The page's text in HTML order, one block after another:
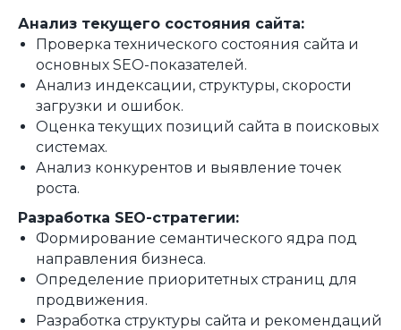
Анализ текущего состояния сайта:
Проверка технического состояния сайта и
основных SEO-показателей.
Анализ индексации, структуры, скорости
загрузки и ошибок.
Оценка текущих позиций сайта в поисковых
системах.
Анализ конкурентов и выявление точек
роста.
Разработка SEO-стратегии:
Формирование семантического ядра под
направления бизнеса.
Определение приоритетных страниц для
продвижения.
Разработка структуры сайта и рекомендаций